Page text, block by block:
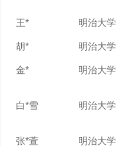
王* 明治大学
胡* 明治大学
金* 明治大学
白*雪 明治大学
张*萱 明治大学